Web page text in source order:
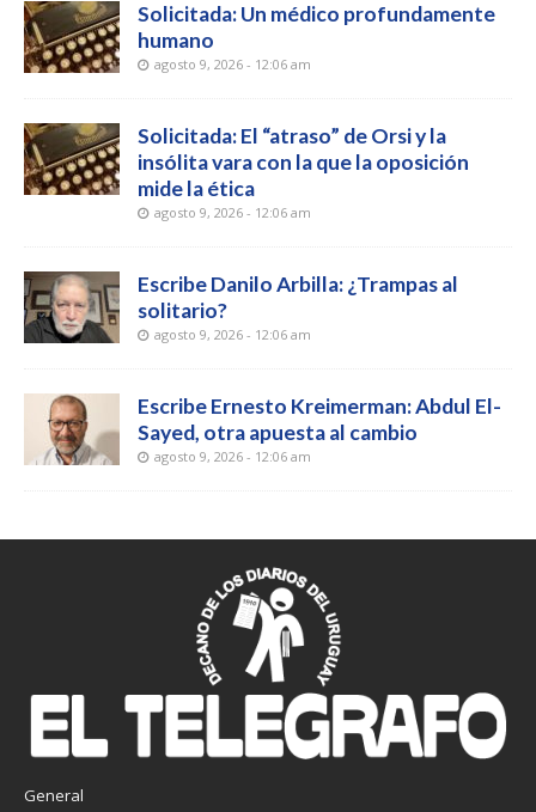
Solicitada: Un médico profundamente
humano
agosto 9, 2026 - 12:06 am
Solicitada: El “atraso” de Orsi y la
insólita vara con la que la oposición
mide la ética
agosto 9, 2026 - 12:06 am
Escribe Danilo Arbilla: ¿Trampas al
solitario?
agosto 9, 2026 - 12:06 am
Escribe Ernesto Kreimerman: Abdul El-
Sayed, otra apuesta al cambio
agosto 9, 2026 - 12:06 am
General